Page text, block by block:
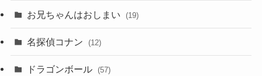
お兄ちゃんはおしまい (19)
名探偵コナン (12)
ドラゴンボール (57)